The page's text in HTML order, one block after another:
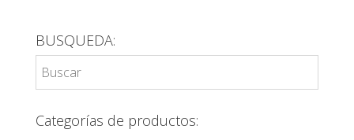
BUSQUEDA:
Categorías de productos: